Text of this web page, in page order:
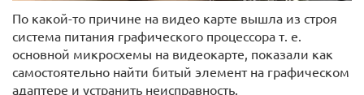
По какой-то причине на видео карте вышла из строя
система питания графического процессора т. е.
основной микросхемы на видеокарте, показали как
самостоятельно найти битый элемент на графическом
адаптере и устранить неисправность.